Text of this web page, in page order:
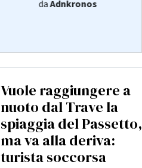
daAdnkronos
Vuole raggiungere a
nuoto dal Trave la
spiaggia del Passetto,
ma va alla deriva:
turista soccorsa